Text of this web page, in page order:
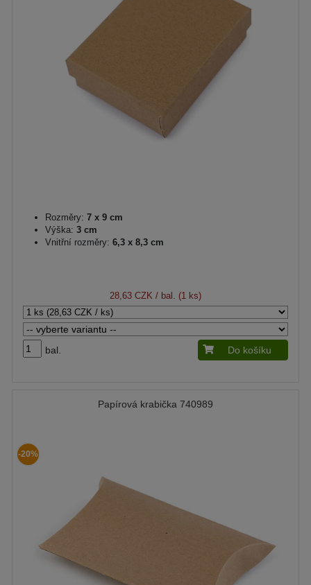
Rozměry: 7 x 9 cm
Výška: 3 cm
Vnitřní rozměry: 6,3 x 8,3 cm
28,63 CZK / bal. (1 ks)
bal. Do košíku
Papírová krabička 740989
-20%